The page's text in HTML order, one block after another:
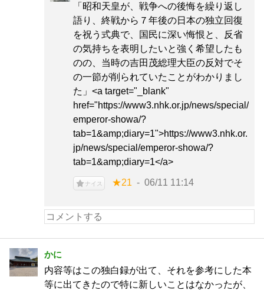
「昭和天皇が、戦争への後悔を繰り返し
語り、終戦から７年後の日本の独立回復
を祝う式典で、国民に深い悔恨と、反省
の気持ちを表明したいと強く希望したも
のの、当時の吉田茂総理大臣の反対でそ
の一節が削られていたことがわかりまし
た」<a target="_blank"
href="https://www3.nhk.or.jp/news/special/
emperor-showa/?
tab=1&amp;diary=1">https://www3.nhk.or.
jp/news/special/emperor-showa/?
tab=1&amp;diary=1</a>
ナイス ★21 06/11 11:14
かに
内容等はこの独白録が出て、それを参考にした本
等に出てきたので特に新しいことはなかったが、